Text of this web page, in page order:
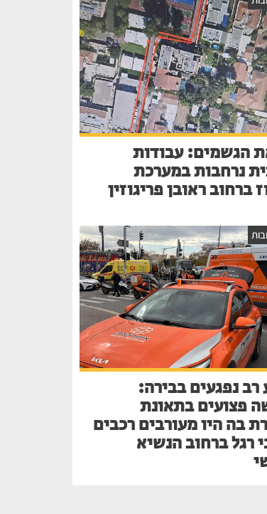
הגשמים: עבודות
נרחבות במערכת
ברחוב ראובן פריגוזין
רב נפגעים בבירה:
פצועים בתאונת
בה היו מעורבים רכבים
רגל ברחוב הנשיא